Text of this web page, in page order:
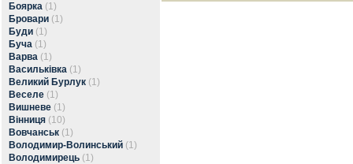
Боярка (1)
Бровари (1)
Буди (1)
Буча (1)
Варва (1)
Васильківка (1)
Великий Бурлук (1)
Веселе (1)
Вишневе (1)
Вінниця (10)
Вовчанськ (1)
Володимир-Волинський (1)
Володимирець (1)